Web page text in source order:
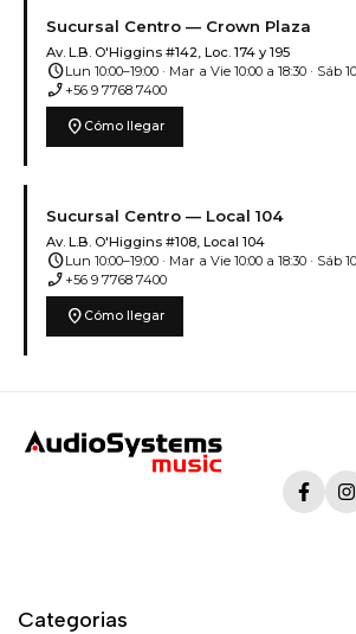
Sucursal Centro — Crown Plaza
Av. L.B. O'Higgins #142, Loc. 174 y 195
scheduleLun 10:00–19:00 · Mar a Vie 10:00 a 18:30 · Sáb
phone_enabled +56 9 7768 7400
location_on Cómo llegar
Sucursal Centro — Local 104
Av. L.B. O'Higgins #108, Local 104
scheduleLun 10:00–19:00 · Mar a Vie 10:00 a 18:30 · Sáb
phone_enabled +56 9 7768 7400
location_on Cómo llegar
Categorias